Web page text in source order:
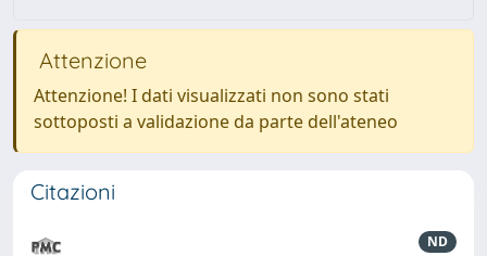
Attenzione
Attenzione! I dati visualizzati non sono stati
sottoposti a validazione da parte dell'ateneo
Citazioni
ND